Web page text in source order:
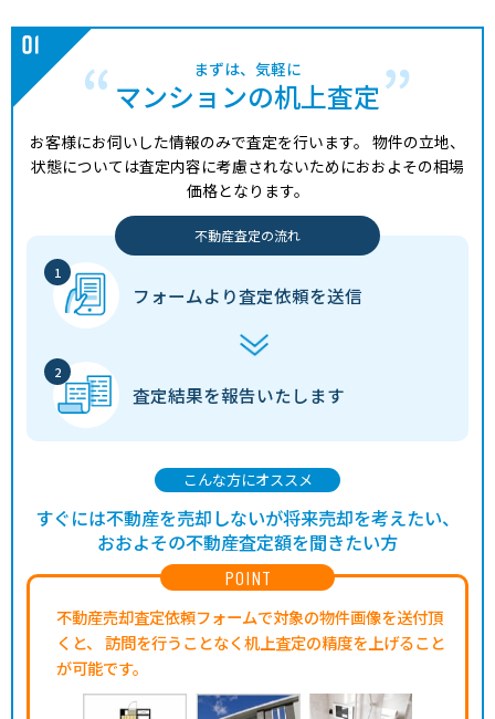
まずは、気軽に
マンションの机上査定
お客様にお伺いした情報のみで査定を行います。 物件の立地、
状態については査定内容に考慮されないためにおおよその相場
価格となります。
不動産査定の流れ
フォームより査定依頼を送信
査定結果を報告いたします
POINT
不動産売却査定依頼フォームで対象の物件画像を送付頂
くと、
訪問を行うことなく机上査定の精度を上げること
が可能です。
こんな方にオススメ
すぐには不動産を売却しないが将来売却を考えたい、
おおよその不動産査定額を聞きたい方